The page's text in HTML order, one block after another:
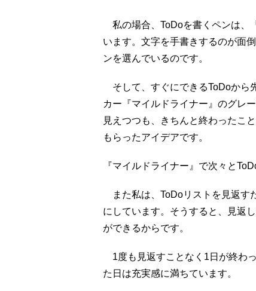
私の場合、ToDoを書くペンは、
います。文字を手書きするのが面
ンを選んでいるのです。
そして、すぐにできるToDoから
カー『マイルドライナー』のグレ
見えつつも、きちんと終わったこ
もらったアイデアです。
『マイルドライナー』で次々と
また私は、ToDoリストを見返す
にしています。そうすると、見返
ができるからです。
1度も見返すことなく1日が終わ
た日は充実感に満ちています。